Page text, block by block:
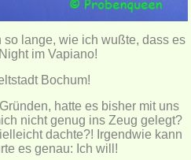
so lange, wie ich wußte, dass es
im Vapiano!
Bochum!
hatte es bisher mit uns
nicht genug ins Zeug gelegt?
dachte?! Irgendwie kann
es genau: Ich will!